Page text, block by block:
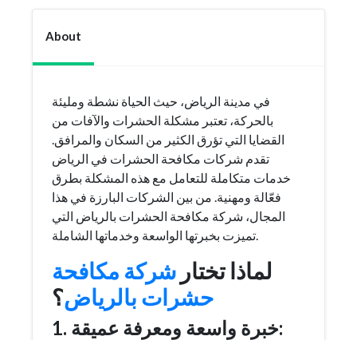
About
في مدينة الرياض، حيث الحياة نشطة ومليئة
بالحركة، تعتبر مشكلة الحشرات والآفات من
القضايا التي تؤرق الكثير من السكان والمرافق.
تقدم شركات مكافحة الحشرات في الرياض
خدمات متكاملة للتعامل مع هذه المشكلة بطرق
فعّالة ومهنية. من بين الشركات البارزة في هذا
المجال، شركة مكافحة الحشرات بالرياض التي
تميزت بخبرتها الواسعة وخدماتها الشاملة.
لماذا تختار شركة مكافحة
حشرات بالرياض؟
1. خبرة واسعة ومعرفة عميقة: